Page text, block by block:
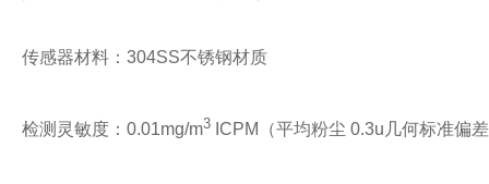
传感器材料：304SS不锈钢材质
检测灵敏度：0.01mg/m3 ICPM（平均粉尘 0.3u几何标准偏